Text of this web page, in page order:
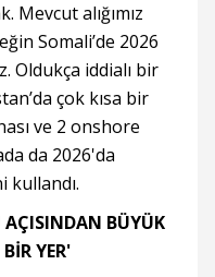
Mevcut alığımız
Somali’de 2026
Oldukça iddialı bir
çok kısa bir
ve 2 onshore
da 2026'da
kullandı.
AÇISINDAN BÜYÜK
YER'